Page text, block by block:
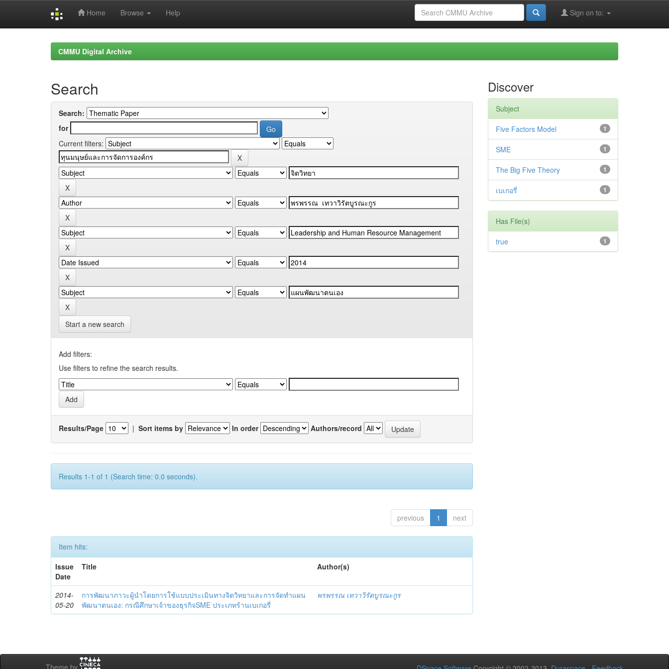
Home Browse Help Sign on to:
CMMU Digital Archive
Search
Search:
for
Current filters:
Start a new search
Add filters:
Use filters to refine the search results.
Results/Page | Sort items by In order Authors/record
Results 1-1 of 1 (Search time: 0.0 seconds).
previous 1 next
Item hits:
Issue
Date
Title Author(s)
2014-
05-20
การพัฒนาภาวะผู้นำโดยการใช้แบบประเมินทางจิตวิทยาและการจัดทำแผน
พัฒนาตนเอง: กรณีศึกษาเจ้าของธุรกิจSME ประเภทร้านเบเกอรี่
พรพรรณ เทวาวิรัตบูรณะกูร
Discover
Subject
1
Five Factors Model
1
SME
1
The Big Five Theory
1
เบเกอรี่
Has File(s)
1
true